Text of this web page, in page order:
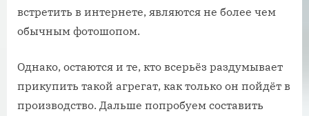
встретить в интернете, являются не более чем
обычным фотошопом.
Однако, остаются и те, кто всерьёз раздумывает
прикупить такой агрегат, как только он пойдёт в
производство. Дальше попробуем составить